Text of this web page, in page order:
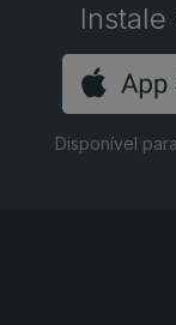
Disponível